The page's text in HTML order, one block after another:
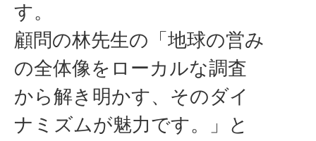
す。
顧問の林先生の「地球の営み
の全体像をローカルな調査
から解き明かす、そのダイ
ナミズムが魅力です。」と